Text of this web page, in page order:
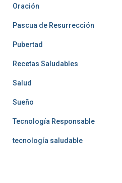
Oración
Pascua de Resurrección
Pubertad
Recetas Saludables
Salud
Sueño
Tecnología Responsable
tecnología saludable